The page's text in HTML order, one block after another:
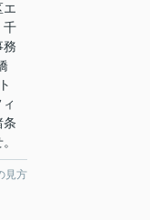
エ
千
務
条
見方